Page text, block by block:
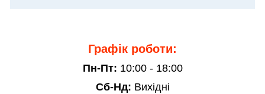
Графік роботи:
Пн-Пт: 10:00 - 18:00
Сб-Нд: Вихідні